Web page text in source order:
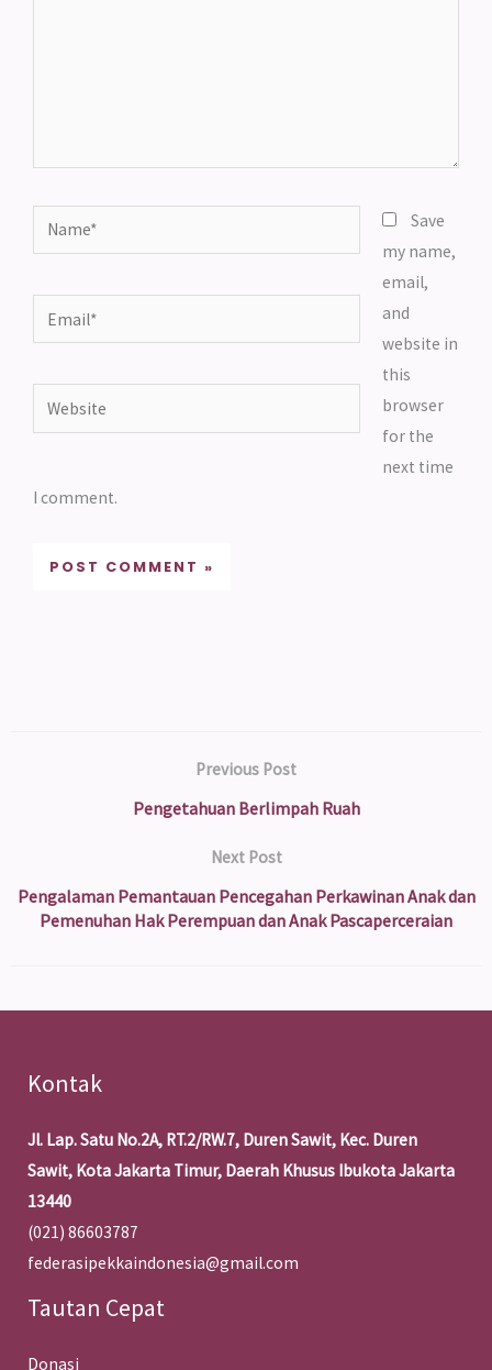
Name*
Email*
Website
Save
my name,
email,
and
website in
this
browser
for the
next time
I comment.
Previous Post
Pengetahuan Berlimpah Ruah
Next Post
Pengalaman Pemantauan Pencegahan Perkawinan Anak dan
Pemenuhan Hak Perempuan dan Anak Pascaperceraian
Kontak
Jl. Lap. Satu No.2A, RT.2/RW.7, Duren Sawit, Kec. Duren
Sawit, Kota Jakarta Timur, Daerah Khusus Ibukota Jakarta
13440
(021) 86603787
federasipekkaindonesia@gmail.com
Tautan Cepat
Donasi